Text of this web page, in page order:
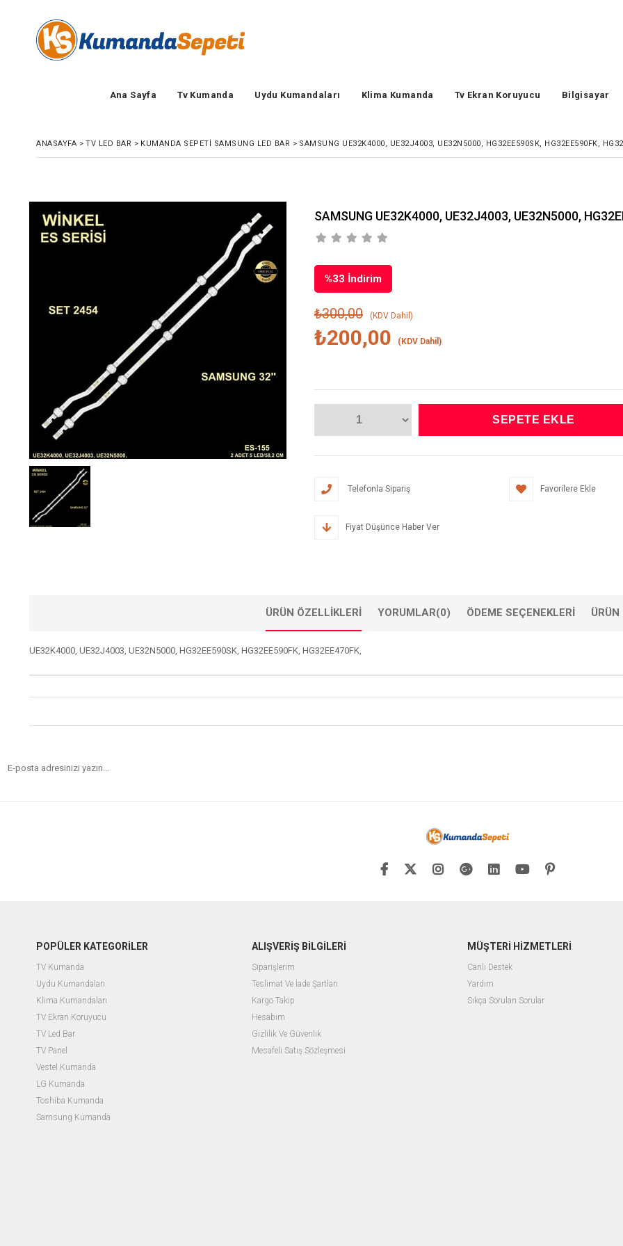
Ana Sayfa Tv Kumanda Uydu Kumandaları Klima Kumanda Tv Ekran Koruyucu Bilgisayar
ANASAYFA > TV LED BAR > KUMANDA SEPETI SAMSUNG LED BAR > SAMSUNG UE32K4000, UE32J4003, UE32N5000, HG32EE590SK, HG32EE590FK,
SAMSUNG UE32K4000, UE32J4003, UE32N5000,
%33 İndirim
₺300,00 (KDV Dahil)
₺200,00 (KDV Dahil)
Telefonla Sipariş Favorilere Ekle
Fiyat Düşünce Haber Ver
ÜRÜN ÖZELLIKLERI YORUMLAR(0) ÖDEME SEÇENEKLERI ÜRÜN
UE32K4000, UE32J4003, UE32N5000, HG32EE590SK, HG32EE590FK, HG32EE470FK,
POPÜLER KATEGORİLER
TV Kumanda
Uydu Kumandaları
Klima Kumandaları
TV Ekran Koruyucu
TV Led Bar
TV Panel
Vestel Kumanda
LG Kumanda
Toshiba Kumanda
Samsung Kumanda
ALIŞVERİŞ BİLGİLERİ
Siparişlerim
Teslimat Ve İade Şartları
Kargo Takip
Hesabım
Gizlilik Ve Güvenlik
Mesafeli Satış Sözleşmesi
MÜŞTERİ HİZMETLERİ
Canlı Destek
Yardım
Sıkça Sorulan Sorular